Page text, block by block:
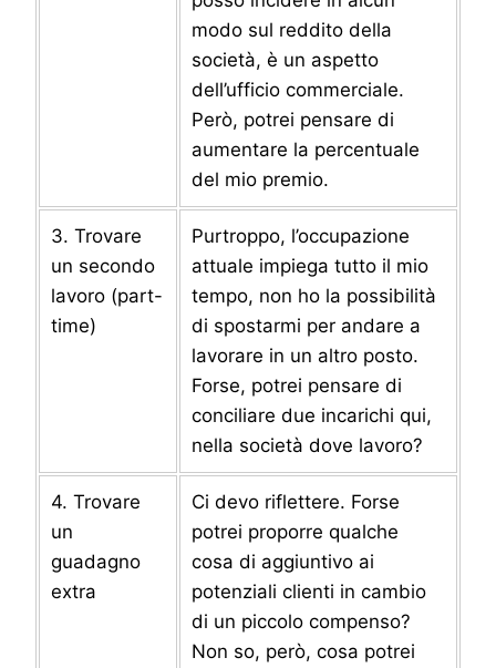
modo sul reddito della
società, è un aspetto
dell’ufficio commerciale.
Però, potrei pensare di
aumentare la percentuale
del mio premio.
3. Trovare
un secondo
lavoro (part-
time)
Purtroppo, l’occupazione
attuale impiega tutto il mio
tempo, non ho la possibilità
di spostarmi per andare a
lavorare in un altro posto.
Forse, potrei pensare di
conciliare due incarichi qui,
nella società dove lavoro?
4. Trovare
un
guadagno
extra
Ci devo riflettere. Forse
potrei proporre qualche
cosa di aggiuntivo ai
potenziali clienti in cambio
di un piccolo compenso?
Non so, però, cosa potrei